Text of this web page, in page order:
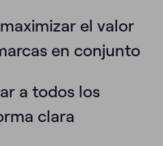
maximizar el valor
en conjunto
a todos los
clara